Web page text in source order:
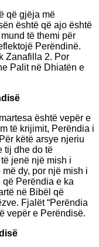
që gjëja më
është që ajo është
të themi për
Perëndinë.
Zanafilla 2. Por
Palit në Dhiatën e
është vepër e
të krijimit, Perëndia i
këtë arsye njeriu
tij dhe do të
jenë një mish i
dy, por një mish i
Perëndia e ka
në Bibël që
Fjalët “Perëndia
vepër e Perëndisë.